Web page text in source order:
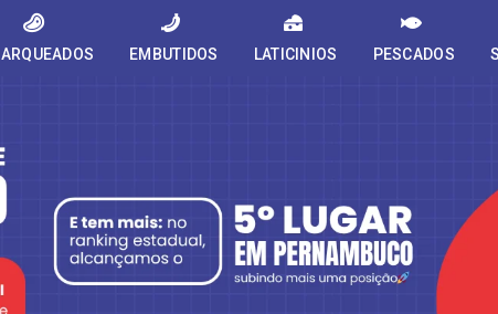
EMBUTIDOS LATICINIOS PESCADOS